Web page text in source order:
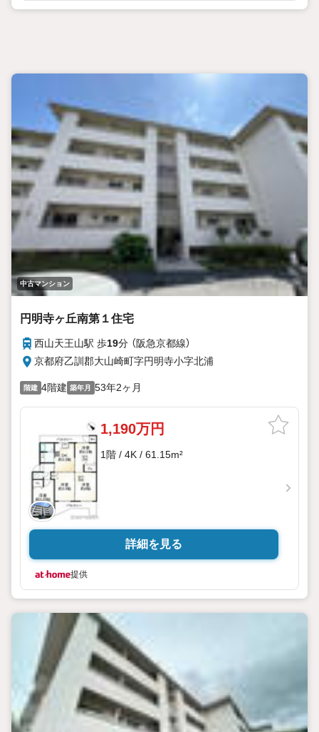
中古マンション
円明寺ヶ丘南第１住宅
西山天王山駅 歩19分 （阪急京都線）
京都府乙訓郡大山崎町字円明寺小字北浦
階建 4階建 築年月 53年2ヶ月
1,190万円
1階 / 4K / 61.15m²
詳細を見る
提供